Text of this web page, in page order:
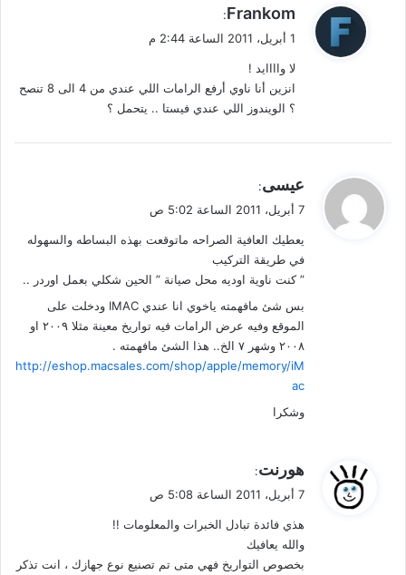
ي
ل
Frankom
:
1 أبريل، 2011 الساعة 2:44 م
لا واااايد !
انزين أنا ناوي أرفع الرامات اللي عندي من 4 الى 8 تنصح
؟ الويندوز اللي عندي فيستا .. يتحمل ؟
ي
ل
عيسى:
7 أبريل، 2011 الساعة 5:02 ص
يعطيك العافية الصراحه ماتوقعت بهذه البساطه والسهوله
في طريقة التركيب
” كنت ناوية اوديه محل صيانة ” الحين شكلي بعمل اوردر ..
بس شئ مافهمته ياخوي انا عندي IMAC ودخلت على
الموقع وفيه عرض الرامات فيه تواريخ معينة مثلا ٢٠٠٩ او
٢٠٠٨ وشهر ٧ الخ.. هذا الشئ مافهمته .
http://eshop.macsales.com/shop/apple/memory/iM
ac
وشكرا
ل
هورنت:
7 أبريل، 2011 الساعة 5:08 ص
هذي فائدة تبادل الخبرات والمعلومات !!
والله يعافيك
بخصوص التواريخ فهي متى تم تصنيع نوع جهازك ، انت تذكر